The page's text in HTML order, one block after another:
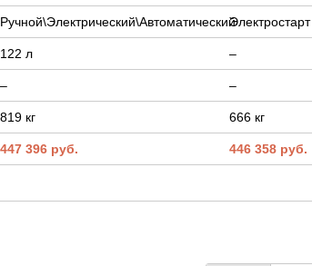
Ручной\Электрический\Автоматический
122 л
–
819 кг
447 396 руб.
Электростарт
–
–
666 кг
446 358 руб.